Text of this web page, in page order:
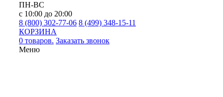
ПН-ВС
с 10:00 до 20:00
8 (800) 302-77-06 8 (499) 348-15-11
КОРЗИНА
0 товаров. Заказать звонок
Меню